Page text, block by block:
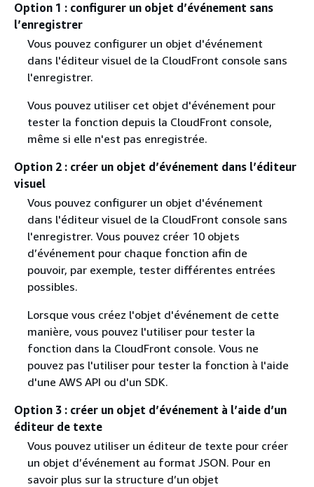
Option 1 : configurer un objet d’événement sans
l’enregistrer
Vous pouvez configurer un objet d'événement
dans l'éditeur visuel de la CloudFront console sans
l'enregistrer.
Vous pouvez utiliser cet objet d'événement pour
tester la fonction depuis la CloudFront console,
même si elle n'est pas enregistrée.
Option 2 : créer un objet d’événement dans l’éditeur
visuel
Vous pouvez configurer un objet d'événement
dans l'éditeur visuel de la CloudFront console sans
l'enregistrer. Vous pouvez créer 10 objets
d’événement pour chaque fonction afin de
pouvoir, par exemple, tester différentes entrées
possibles.
Lorsque vous créez l'objet d'événement de cette
manière, vous pouvez l'utiliser pour tester la
fonction dans la CloudFront console. Vous ne
pouvez pas l'utiliser pour tester la fonction à l'aide
d'une AWS API ou d'un SDK.
Option 3 : créer un objet d’événement à l’aide d’un
éditeur de texte
Vous pouvez utiliser un éditeur de texte pour créer
un objet d’événement au format JSON. Pour en
savoir plus sur la structure d’un objet